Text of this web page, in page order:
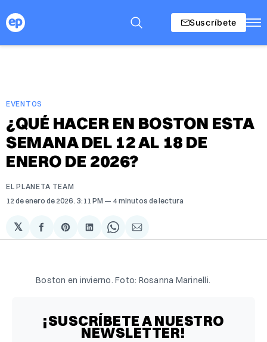
Suscríbete
EVENTOS
¿QUÉ HACER EN BOSTON ESTA
SEMANA DEL 12 AL 18 DE
ENERO DE 2026?
EL PLANETA TEAM
12 de enero de 2026 . 3:11 PM 4 minutos de lectura
𝕏
Compartir
en
Share
on
Compartir
en
Share
on
Compartir
via
Boston en invierno. Foto: Rosanna Marinelli.
¡SUSCRÍBETE A NUESTRO
NEWSLETTER!